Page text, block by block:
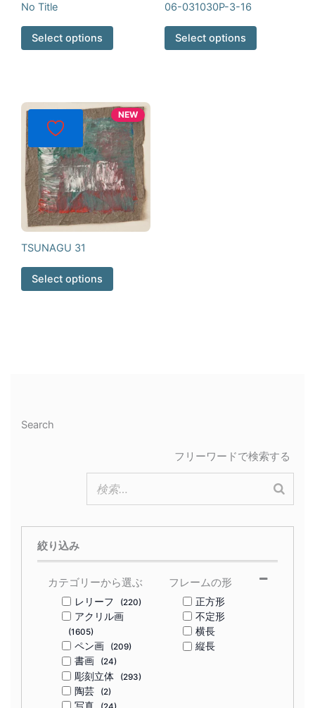
No Title
Select options
06-031030P-3-16
Select options
NEW
TSUNAGU 31
Select options
Search
フリーワードで検索する
絞り込み
カテゴリーから選ぶ
レリーフ (220)
アクリル画
(1605)
ペン画 (209)
書画 (24)
彫刻立体 (293)
陶芸 (2)
写真
フレームの形
正方形
不定形
横長
縦長